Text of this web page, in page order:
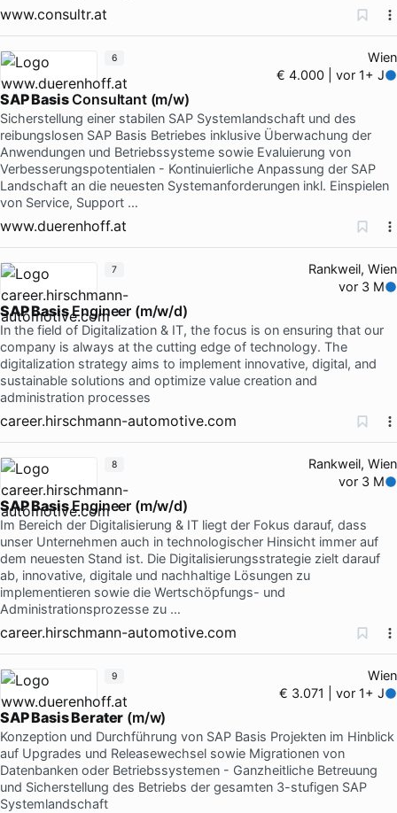
www.consultr.at
Wien
€ 4.000 | vor 1+ J
SAP BasisConsultant (m/w)
Sicherstellung einer stabilen SAP Systemlandschaft und des
reibungslosen SAP Basis Betriebes inklusive Überwachung der
Anwendungen und Betriebssysteme sowie Evaluierung von
Verbesserungspotentialen - Kontinuierliche Anpassung der SAP
Landschaft an die neuesten Systemanforderungen inkl. Einspielen
von Service, Support …
www.duerenhoff.at
6
Rankweil, Wien
vor 3 M
SAP BasisEngineer (m/w/d)
In the field of Digitalization & IT, the focus is on ensuring that our
company is always at the cutting edge of technology. The
digitalization strategy aims to implement innovative, digital, and
sustainable solutions and optimize value creation and
administration processes
career.hirschmann-automotive.com
7
Rankweil, Wien
vor 3 M
SAP BasisEngineer (m/w/d)
Im Bereich der Digitalisierung & IT liegt der Fokus darauf, dass
unser Unternehmen auch in technologischer Hinsicht immer auf
dem neuesten Stand ist. Die Digitalisierungsstrategie zielt darauf
ab, innovative, digitale und nachhaltige Lösungen zu
implementieren sowie die Wertschöpfungs- und
Administrationsprozesse zu …
career.hirschmann-automotive.com
8
Wien
€ 3.071 | vor 1+ J
SAP Basis Berater (m/w)
Konzeption und Durchführung von SAP Basis Projekten im Hinblick
auf Upgrades und Releasewechsel sowie Migrationen von
Datenbanken oder Betriebssystemen - Ganzheitliche Betreuung
und Sicherstellung des Betriebs der gesamten 3-stufigen SAP
Systemlandschaft
9